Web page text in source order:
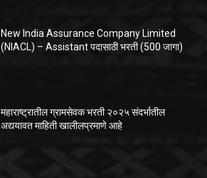
New India Assurance Company Limited
(NIACL) – Assistant पदासाठी भरती (500 जागा)
महाराष्ट्रातील ग्रामसेवक भरती २०२५ संदर्भातील
अद्ययावत माहिती खालीलप्रमाणे आहे